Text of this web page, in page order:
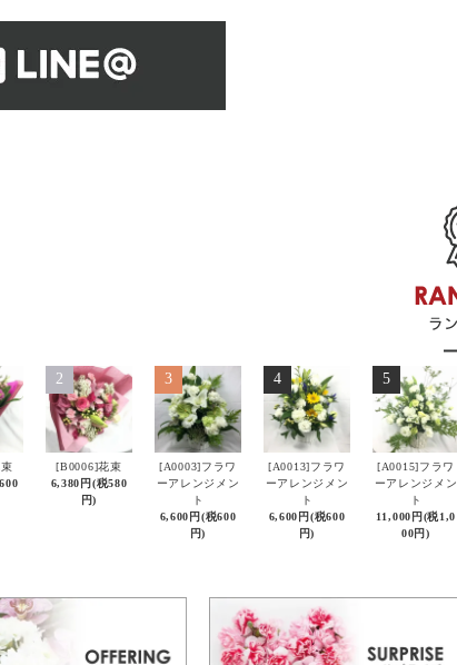
2
[B0006]花束
6,380円(税580
円)
3
[A0003]フラワ
ーアレンジメン
ト
6,600円(税600
円)
4
[A0013]フラワ
ーアレンジメン
ト
6,600円(税600
円)
5
[A0015]フラワ
ーアレンジメン
ト
11,000円(税1,0
00円)